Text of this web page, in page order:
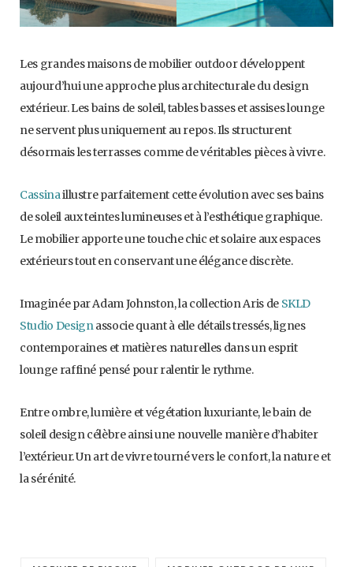
Les grandes maisons de mobilier outdoor développent
aujourd’hui une approche plus architecturale du design
extérieur. Les bains de soleil, tables basses et assises lounge
ne servent plus uniquement au repos. Ils structurent
désormais les terrasses comme de véritables pièces à vivre.
Cassinaillustre parfaitement cette évolution avec ses bains
de soleil aux teintes lumineuses et à l’esthétique graphique.
Le mobilier apporte une touche chic et solaire aux espaces
extérieurs tout en conservant une élégance discrète.
Imaginée par Adam Johnston, la collection Aris de SKLD
Studio Designassocie quant à elle détails tressés, lignes
contemporaines et matières naturelles dans un esprit
lounge raffiné pensé pour ralentir le rythme.
Entre ombre, lumière et végétation luxuriante, le bain de
soleil design célèbre ainsi une nouvelle manière d’habiter
l’extérieur. Un art de vivre tourné vers le confort, la nature et
la sérénité.